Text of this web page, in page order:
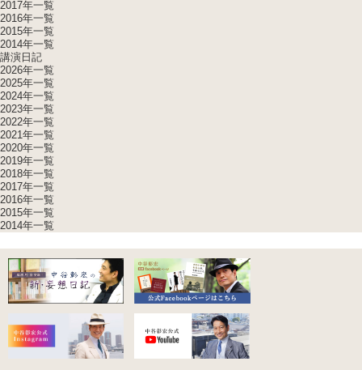
2017年一覧
2016年一覧
2015年一覧
2014年一覧
講演日記
2026年一覧
2025年一覧
2024年一覧
2023年一覧
2022年一覧
2021年一覧
2020年一覧
2019年一覧
2018年一覧
2017年一覧
2016年一覧
2015年一覧
2014年一覧